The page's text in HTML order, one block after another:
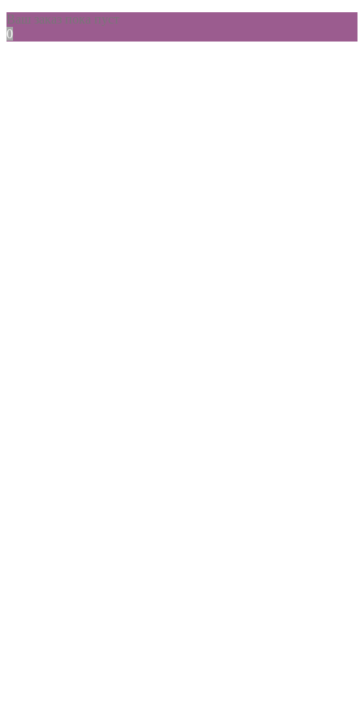
Ваш заказ пока пуст
0